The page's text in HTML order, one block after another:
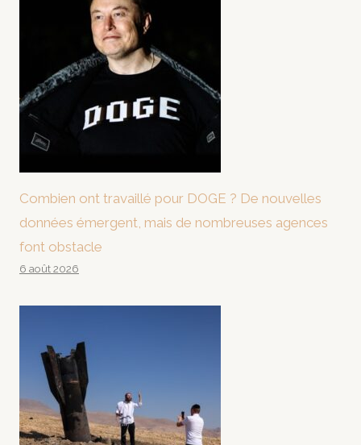
Combien ont travaillé pour DOGE ? De nouvelles
données émergent, mais de nombreuses agences
font obstacle
6 août 2026